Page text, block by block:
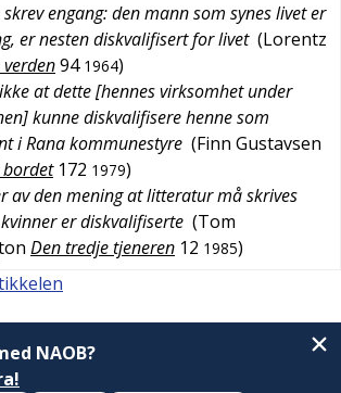
engang: den mann som synes livet er
er nesten diskvalifisert for livet (Lorentz
verden94 1964)
at dette [hennes virksomhet under
kunne diskvalifisere henne som
i Rana kommunestyre (Finn Gustavsen
172 1979)
av den mening at litteratur må skrives
er diskvalifiserte (Tom
Den tredje tjeneren 12 1985)
NAOB?